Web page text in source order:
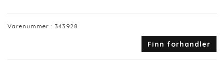
Varenummer : 343928
Finn forhandler